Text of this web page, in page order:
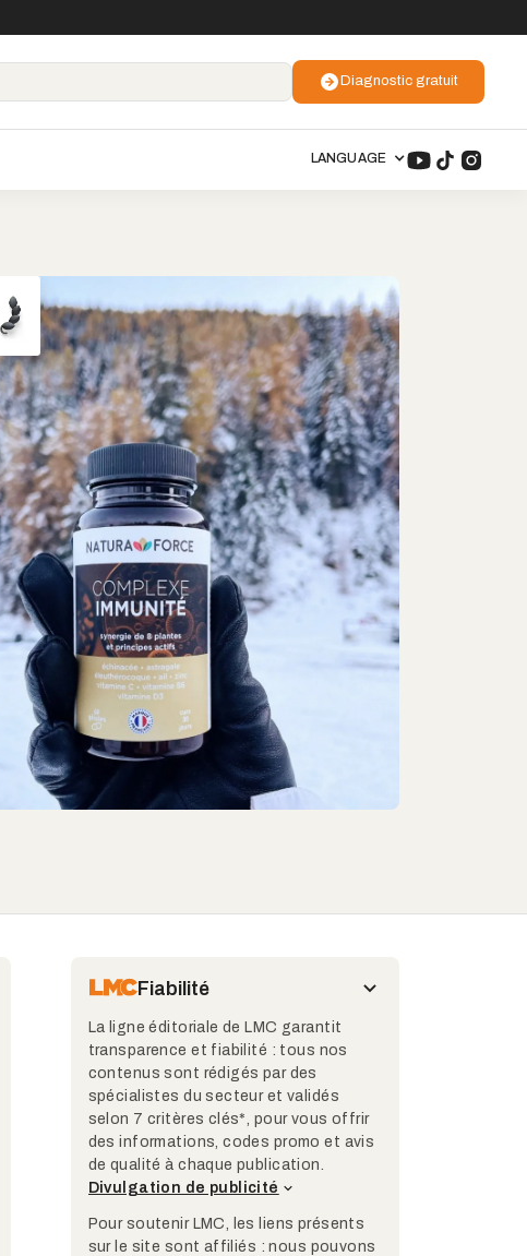
Diagnostic gratuit
LANGUAGE
Fiabilité
La ligne éditoriale de LMC garantit
transparence et fiabilité : tous nos
contenus sont rédigés par des
spécialistes du secteur et validés
selon 7 critères clés*, pour vous offrir
des informations, codes promo et avis
de qualité à chaque publication.
Divulgation de publicité
Pour soutenir LMC, les liens présents
sur le site sont affiliés : nous pouvons